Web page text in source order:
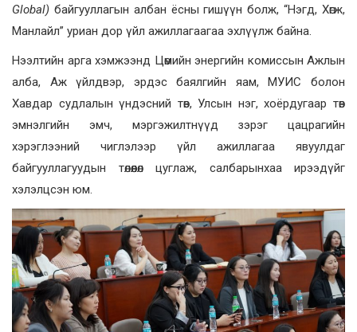
Global) байгууллагын албан ёсны гишүүн болж, “Нэгд, Хөгж,
Манлайл” уриан дор үйл ажиллагаагаа эхлүүлж байна.
Нээлтийн арга хэмжээнд Цөмийн энергийн комиссын Ажлын
алба, Аж үйлдвэр, эрдэс баялгийн яам, МУИС болон
Хавдар судлалын үндэсний төв, Улсын нэг, хоёрдугаар төв
эмнэлгийн эмч, мэргэжилтнүүд зэрэг цацрагийн
хэрэглээний чиглэлээр үйл ажиллагаа явуулдаг
байгууллагуудын төлөөлөл цуглаж, салбарынхаа ирээдүйг
хэлэлцсэн юм.